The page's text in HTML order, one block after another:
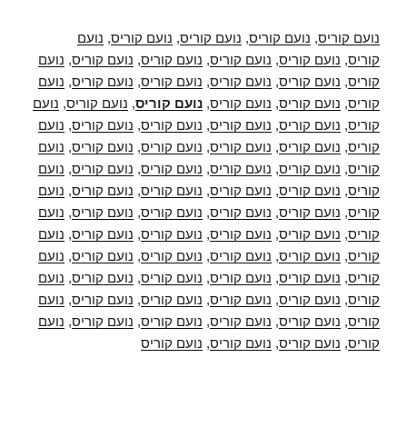
נועם קוריס, נועם קוריס, נועם קוריס, נועם קוריס, נועם
קוריס, נועם קוריס, נועם קוריס, נועם קוריס, נועם קוריס, נועם
קוריס, נועם קוריס, נועם קוריס, נועם קוריס, נועם קוריס, נועם
קוריס, נועם קוריס, נועם קוריס, נועם קוריס, נועם קוריס, נועם
קוריס, נועם קוריס, נועם קוריס, נועם קוריס, נועם קוריס, נועם
קוריס, נועם קוריס, נועם קוריס, נועם קוריס, נועם קוריס, נועם
קוריס, נועם קוריס, נועם קוריס, נועם קוריס, נועם קוריס, נועם
קוריס, נועם קוריס, נועם קוריס, נועם קוריס, נועם קוריס, נועם
קוריס, נועם קוריס, נועם קוריס, נועם קוריס, נועם קוריס, נועם
קוריס, נועם קוריס, נועם קוריס, נועם קוריס, נועם קוריס, נועם
קוריס, נועם קוריס, נועם קוריס, נועם קוריס, נועם קוריס, נועם
קוריס, נועם קוריס, נועם קוריס, נועם קוריס, נועם קוריס, נועם
קוריס, נועם קוריס, נועם קוריס, נועם קוריס, נועם קוריס, נועם
קוריס, נועם קוריס, נועם קוריס, נועם קוריס, נועם קוריס, נועם
קוריס, נועם קוריס, נועם קוריס, נועם קוריס